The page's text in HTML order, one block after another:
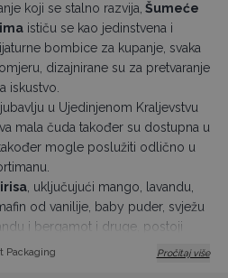
koji se stalno razvija, Šumeće
ističu se kao jedinstvena i
bombice za kupanje, svaka
dizajnirane su za pretvaranje
iskustvo.
u Ujedinjenom Kraljevstvu
mala čuda također su dostupna u
mogle poslužiti odlično u
, uključujući mango, lavandu,
od vanilije, baby puder, svježu
i bergamot i druge, postoji
želju.
Packaging Pročitaj više